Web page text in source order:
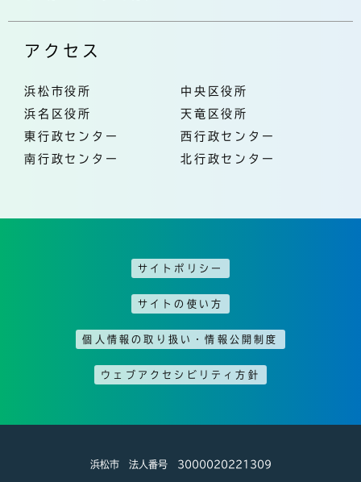
アクセス
浜松市役所
中央区役所
浜名区役所
天竜区役所
東行政センター
西行政センター
南行政センター
北行政センター
サイトポリシー
サイトの使い方
個人情報の取り扱い・情報公開制度
ウェブアクセシビリティ方針
浜松市 法人番号 3000020221309